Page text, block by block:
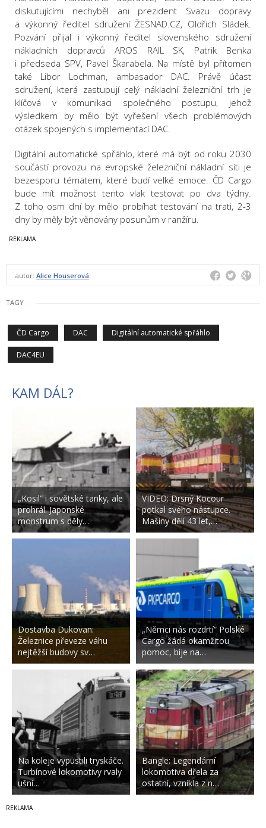
diskutujícími nechyběl ani prezident Svazu dopravy
a výkonný ředitel sdružení ŽESNAD.CZ, Oldřich Sládek.
Pozvání přijal i výkonný ředitel slovenského sdružení
nákladních dopravců AROS RAIL SK, Patrik Benka
i předseda SPV, Pavel Škarabela. Na místě byl přítomen
také Libor Lochman, ambasador DAC. Právě účast
sdružení, která zastupují celý nákladní železniční trh je
klíčová v komunikaci společného postupu, jehož
výsledkem by mělo být vyřešení všech problémových
otázek spojených s implementací DAC.
Digitální automatické spřáhlo, které má být od roku 2030
součástí provozu na evropské železniční nákladní síti je
bezesporu tématem, které budí velké emoce. ČD Cargo
bude mít možnost tento vlak testovat po dva týdny.
Z toho osm dní by mělo probíhat testování na trati, 2-3
dny by měly být věnovány posunům v ranžíru.
autor: Alice Houserová
TAGY
ČD Cargo DAC Digitální automatické spřáhlo
DAC4EU
KAM DÁL?
„Kosil” i sovětské tanky, ale
prohrál. Japonské
monstrum s děly…
Dostavba Dukovan:
Železnice převeze váhu
nejtěžší budovy sv…
Na koleje vypustili tryskáče.
Turbínové lokomotivy rvaly
ušní…
VIDEO: Drsný Kocour
potkal svého nástupce.
Mašiny dělí 43 let,…
„Němci nás rozdrtí“ Polské
Cargo žádá okamžitou
pomoc, bije na…
Bangle: Legendární
lokomotiva dřela za
ostatní, vznikla z n…